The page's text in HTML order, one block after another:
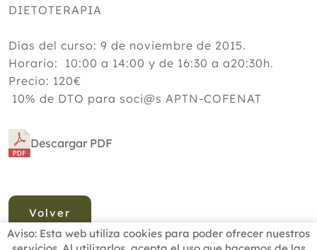
DIETOTERAPIA
Días del curso: 9 de noviembre de 2015.
Horario: 10:00 a 14:00 y de 16:30 a a20:30h.
Precio: 120€
10% de DTO para soci@s APTN-COFENAT
Descargar PDF
Volver
Aviso: Esta web utiliza cookies para poder ofrecer nuestros